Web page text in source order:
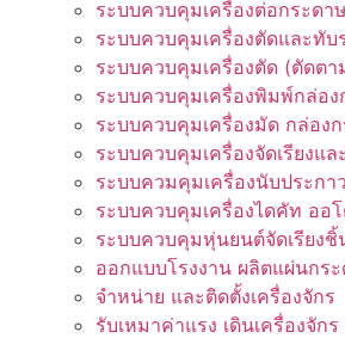
ระบบควบคุมเครื่องต่อกระดาษ
ระบบควบคุมเครื่องตัดและทับ
ระบบควบคุมเครื่องตัด (ตัดตา
ระบบควบคุมเครื่องพิมพ์กล่อ
ระบบควบคุมเครื่องมัด กล่อง
ระบบควบคุมเครื่องจัดเรียงแ
ระบบควมคุมเครื่องนับประก
ระบบควบคุมเครื่องไดคัท ออ
ระบบควบคุมหุ่นยนต์จัดเรียงชิ้
ออกแบบโรงงาน ผลิตแผ่นกร
จำหน่าย และติดตั้งเครื่องจักร
รับเหมาค่าแรง เดินเครื่องจั